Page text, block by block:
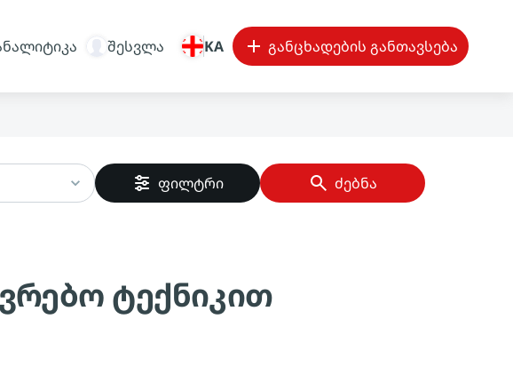
შესვლა KA განცხადების განთავსება
ფილტრი ძებნა
ტექნიკით